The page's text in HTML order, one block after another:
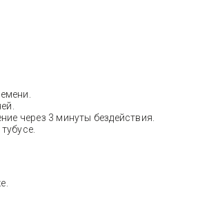
через 3 минуты бездействия.